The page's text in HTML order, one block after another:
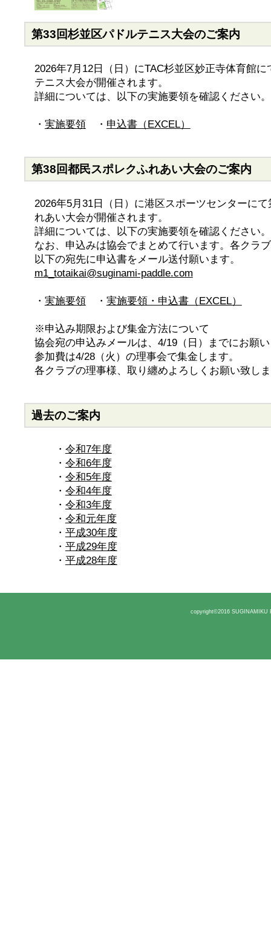
第33回杉並区パドルテニス大会のご案内
2026年7月12日（日）にTAC杉並区妙正寺体育館
テニス大会が開催されます。
詳細については、以下の実施要領を確認ください。
・ 実施要領・ 申込書（EXCEL）
第38回都民スポレクふれあい大会のご案内
2026年5月31日（日）に港区スポーツセンターに
れあい大会が開催されます。
詳細については、以下の実施要領を確認ください。
なお、申込みは協会でまとめて行います。各クラ
以下の宛先に申込書をメール送付願います。
m1_totaikai@suginami-paddle.com
・ 実施要領・ 実施要領・申込書（EXCEL）
※申込み期限および集金方法について
協会宛の申込みメールは、4/19（日）までにお願
参加費は4/28（火）の理事会で集金します。
各クラブの理事様、取り纏めよろしくお願い致し
過去のご案内
・ 令和7年度
・ 令和6年度
・ 令和5年度
・ 令和4年度
・ 令和3年度
・ 令和元年度
・ 平成30年度
・ 平成29年度
・ 平成28年度
copyright©2016 SUGINAMIKU